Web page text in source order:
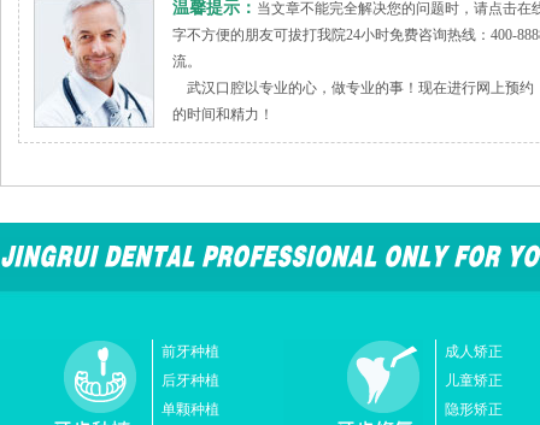
温馨提示： 当文章不能完全解决您的问题时，请点击
字不方便的朋友可拔打我院24小时免费咨询热线：400-
流。
武汉口腔以专业的心，做专业的事！现在进行网上预约
的时间和精力！
前牙种植
后牙种植
单颗种植
成人矫正
儿童矫正
隐形矫正